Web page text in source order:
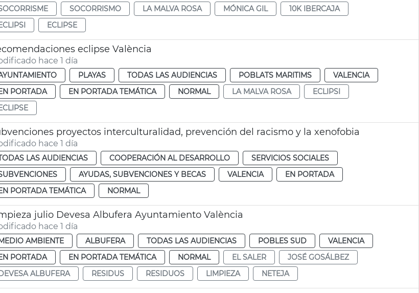
SOCORRISMO LA MALVA ROSA MÓNICA GIL
10K IBERCAJA
ECLIPSE
eclipse València
hace 1 día
PLAYAS TODAS LAS AUDIENCIAS POBLATS MARITIMS
VALENCIA
PORTADA
EN PORTADA TEMÁTICA NORMAL LA MALVA ROSA
ECLIPSI
proyectos interculturalidad, prevención del racismo y la xenofobia
hace 1 día
LAS AUDIENCIAS COOPERACIÓN AL DESARROLLO
SERVICIOS SOCIALES
AYUDAS, SUBVENCIONES Y BECAS VALENCIA
EN PORTADA
PORTADA TEMÁTICA
NORMAL
julio Devesa Albufera Ayuntamiento València
hace 1 día
AMBIENTE ALBUFERA TODAS LAS AUDIENCIAS POBLES SUD
VALENCIA
PORTADA
EN PORTADA TEMÁTICA NORMAL EL SALER
JOSÉ GOSÁLBEZ
ALBUFERA
RESIDUS RESIDUOS LIMPIEZA NETEJA